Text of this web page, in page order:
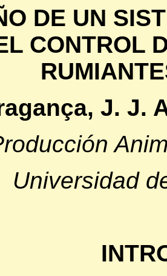
DE UN
CONTROL
J. J.
Universidad